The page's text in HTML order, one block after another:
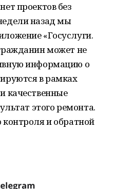
проектов без
назад мы
«Госуслуги.
может не
информацию о
в рамках
качественные
этого ремонта.
контроля и обратной